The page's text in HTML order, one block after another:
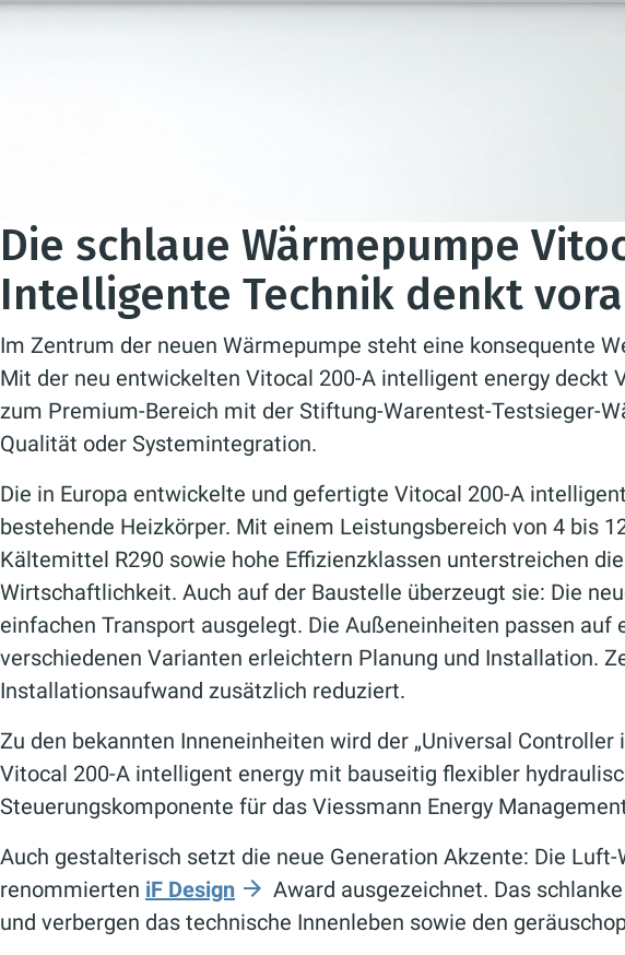
Die schlaue Wärmepumpe
Intelligente Technik denkt
Im Zentrum der neuen Wärmepumpe steht eine konsequente
Mit der neu entwickelten Vitocal 200-A intelligent energy
zum Premium-Bereich mit der Stiftung-Warentest-Testsieger-
Qualität oder Systemintegration.
Die in Europa entwickelte und gefertigte Vitocal 200-A
bestehende Heizkörper. Mit einem Leistungsbereich von 4 bis
Kältemittel R290 sowie hohe Effizienzklassen unterstreichen
Wirtschaftlichkeit. Auch auf der Baustelle überzeugt sie: Die
einfachen Transport ausgelegt. Die Außeneinheiten passen
verschiedenen Varianten erleichtern Planung und Installation.
Installationsaufwand zusätzlich reduziert.
Zu den bekannten Inneneinheiten wird der „Universal
Vitocal 200-A intelligent energy mit bauseitig flexibler
Steuerungskomponente für das Viessmann Energy
Auch gestalterisch setzt die neue Generation Akzente: Die
renommierten iF Design
Award ausgezeichnet. Das
und verbergen das technische Innenleben sowie den